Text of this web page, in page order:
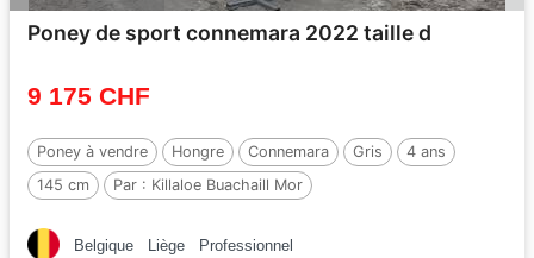
Poney de sport connemara 2022 taille d
9 175 CHF
Poney à vendre Hongre Connemara Gris
4 ans
145 cm
Par : Killaloe Buachaill Mor
Belgique Liège Professionnel